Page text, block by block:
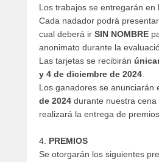
Los trabajos se entregarán en
Cada nadador podrá
cual deberá ir SIN NOMBRE
anonimato durante la
Las tarjetas se recibirán
y 4 de diciembre de 2024.
Los ganadores se anunciarán
de 2024 durante nuestra cena
realizará la entrega de
4. PREMIOS
Se otorgarán los siguientes